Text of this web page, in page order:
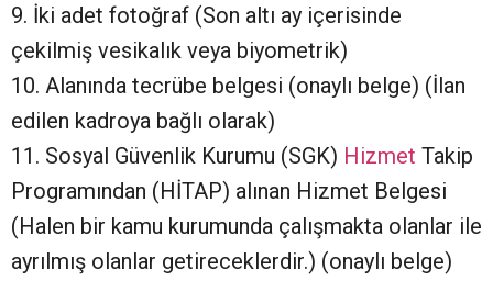
9. İki adet fotoğraf (Son altı ay içerisinde
çekilmiş vesikalık veya biyometrik)
10. Alanında tecrübe belgesi (onaylı belge) (İlan
edilen kadroya bağlı olarak)
11. Sosyal Güvenlik Kurumu (SGK) Hizmet Takip
Programından (HİTAP) alınan Hizmet Belgesi
(Halen bir kamu kurumunda çalışmakta olanlar ile
ayrılmış olanlar getireceklerdir.) (onaylı belge)